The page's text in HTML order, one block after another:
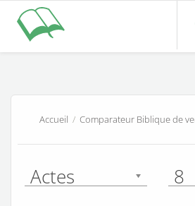
Accueil /Comparateur Biblique de
Actes 8